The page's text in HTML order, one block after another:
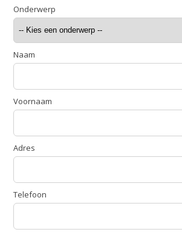
Onderwerp
Naam
Voornaam
Adres
Telefoon